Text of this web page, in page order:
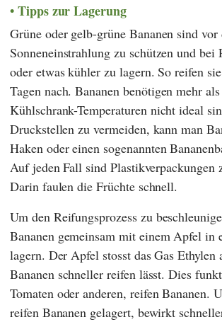
Tipps zur Lagerung
Grüne oder gelb-grüne Bananen sind
Sonneneinstrahlung zu schützen und bei
oder etwas kühler zu lagern. So reifen
Tagen nach. Bananen benötigen mehr
Kühlschrank-Temperaturen nicht ideal
Druckstellen zu vermeiden, kann man
Haken oder einen sogenannten
Auf jeden Fall sind Plastikverpackungen
Darin faulen die Früchte schnell.
Um den Reifungsprozess zu
Bananen gemeinsam mit einem Apfel in
lagern. Der Apfel stosst das Gas Ethylen
Bananen schneller reifen lässt. Dies
Tomaten oder anderen, reifen Bananen.
reifen Bananen gelagert, bewirkt